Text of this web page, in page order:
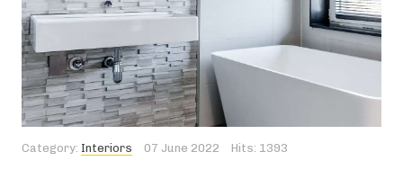
Category: Interiors 07 June 2022 Hits: 1393